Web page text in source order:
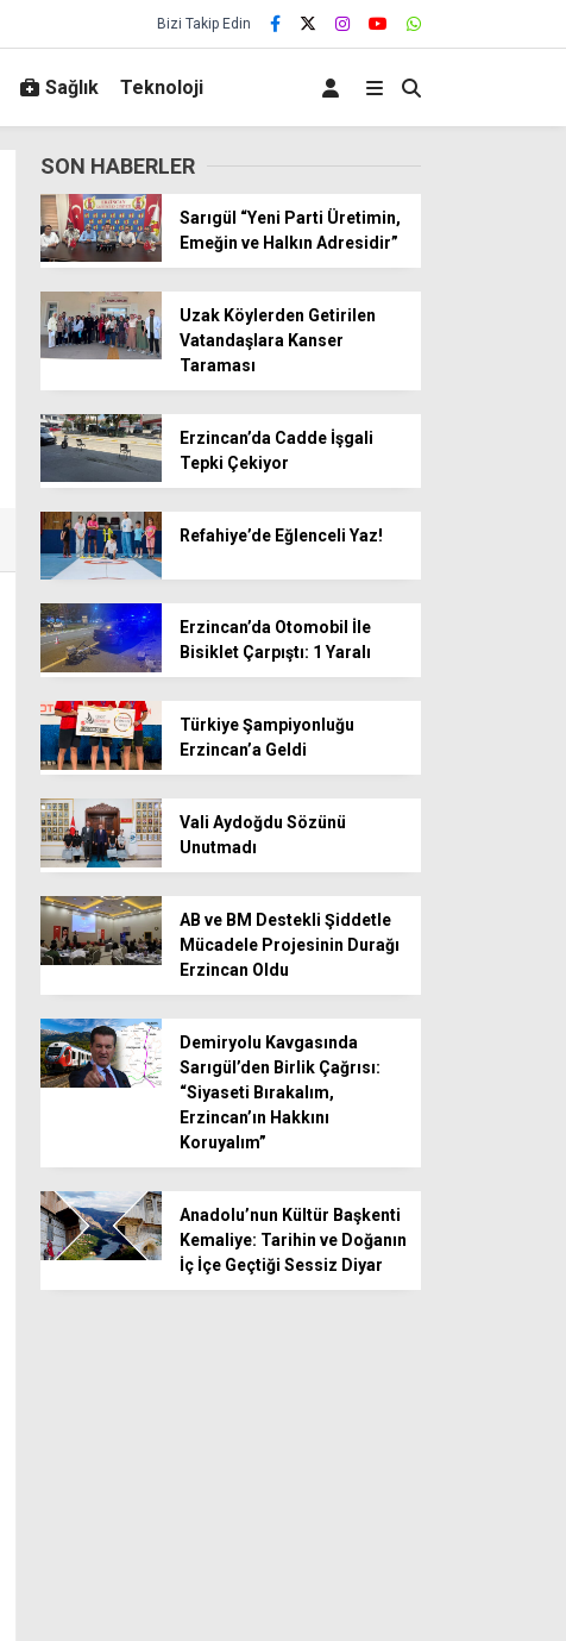
Bizi Takip Edin
Sağlık Teknoloji
SON HABERLER
Sarıgül “Yeni Parti Üretimin,
Emeğin ve Halkın Adresidir”
Uzak Köylerden Getirilen
Vatandaşlara Kanser
Taraması
Erzincan’da Cadde İşgali
Tepki Çekiyor
Refahiye’de Eğlenceli Yaz!
Erzincan’da Otomobil İle
Bisiklet Çarpıştı: 1 Yaralı
Türkiye Şampiyonluğu
Erzincan’a Geldi
Vali Aydoğdu Sözünü
Unutmadı
AB ve BM Destekli Şiddetle
Mücadele Projesinin Durağı
Erzincan Oldu
Demiryolu Kavgasında
Sarıgül’den Birlik Çağrısı:
“Siyaseti Bırakalım,
Erzincan’ın Hakkını
Koruyalım”
Anadolu’nun Kültür Başkenti
Kemaliye: Tarihin ve Doğanın
İç İçe Geçtiği Sessiz Diyar